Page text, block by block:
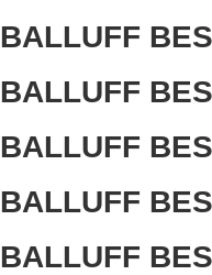
BALLUFF
BALLUFF
BALLUFF
BALLUFF
BALLUFF